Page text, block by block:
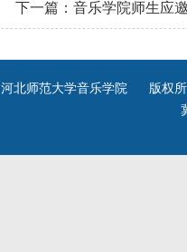
下一篇：音乐学院师生应
河北师范大学音乐学院 版权